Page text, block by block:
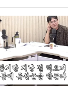
つき失望されたす
る」と明らかにし
た。 シン·ドンヨプ
な空間」とし「『
』等、数多くの名
感じてきた」と話
公演芸術に対して